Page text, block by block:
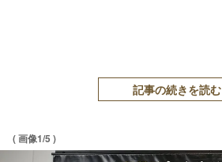
記事の続きを読む
( 画像1/5 )